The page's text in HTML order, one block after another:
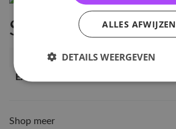
Specificaties
Artikelnummer
16256
EAN nummer
Shop meer
ALLES AFWIJZEN
DETAILS WEERGEVEN